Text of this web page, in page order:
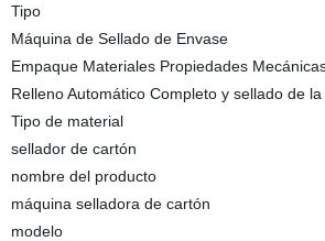
Tipo
Máquina de Sellado de Envase
Empaque Materiales Propiedades
Relleno Automático Completo y sellado de
Tipo de material
sellador de cartón
nombre del producto
máquina selladora de cartón
modelo